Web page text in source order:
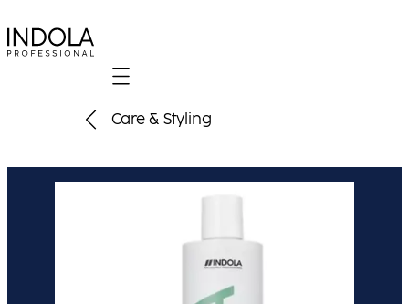
Mobile navigation
Care & Styling